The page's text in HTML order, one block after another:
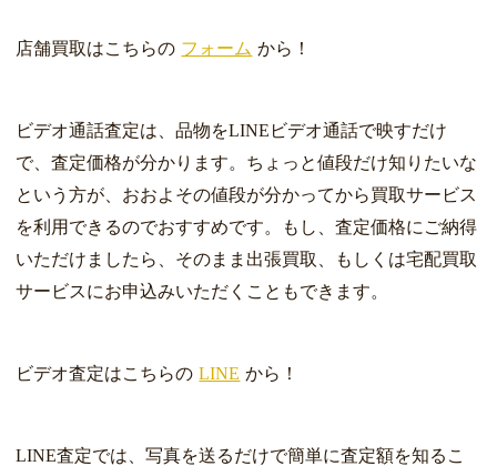
店舗買取はこちらの フォーム から！
ビデオ通話査定は、品物をLINEビデオ通話で映すだけ
で、査定価格が分かります。ちょっと値段だけ知りたいな
という方が、おおよその値段が分かってから買取サービス
を利用できるのでおすすめです。もし、査定価格にご納得
いただけましたら、そのまま出張買取、もしくは宅配買取
サービスにお申込みいただくこともできます。
ビデオ査定はこちらの LINE から！
LINE査定では、写真を送るだけで簡単に査定額を知るこ